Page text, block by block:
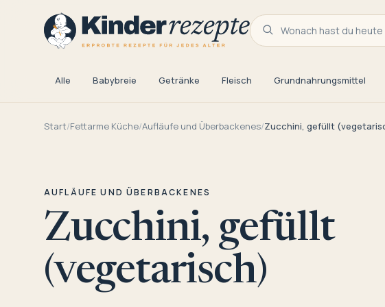
Wonach hast du heute
Alle Babybreie Getränke Fleisch Grundnahrungsmittel
Start/Fettarme Küche/Aufläufe und Überbackenes/Zucchini, gefüllt
AUFLÄUFE UND ÜBERBACKENES
Zucchini, gefüllt
(vegetarisch)